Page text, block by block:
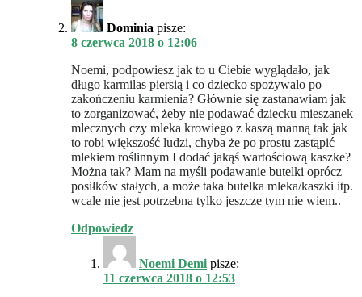
Dominia pisze:
8 czerwca 2018 o 12:06
Noemi, podpowiesz jak to u Ciebie wyglądało, jak
długo karmilas piersią i co dziecko spożywalo po
zakończeniu karmienia? Głównie się zastanawiam jak
to zorganizować, żeby nie podawać dziecku mieszanek
mlecznych czy mleka krowiego z kaszą manną tak jak
to robi większość ludzi, chyba że po prostu zastąpić
mlekiem roślinnym I dodać jakąś wartościową kaszke?
Można tak? Mam na myśli podawanie butelki oprócz
posiłków stałych, a może taka butelka mleka/kaszki itp.
wcale nie jest potrzebna tylko jeszcze tym nie wiem..
Odpowiedz
Noemi Demi pisze:
11 czerwca 2018 o 12:53